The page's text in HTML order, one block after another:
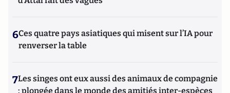
6Ces quatre pays asiatiques qui misent sur l’IA pour
renverser la table
7Les singes ont eux aussi des animaux de compagnie
: plongée dans le monde des amitiés inter-espèces